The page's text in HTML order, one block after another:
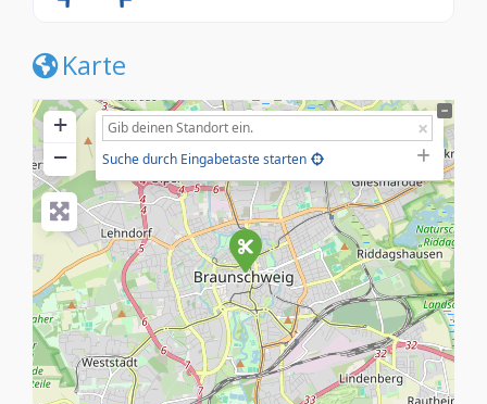
Karte
+
−
Suche durch Eingabetaste starten